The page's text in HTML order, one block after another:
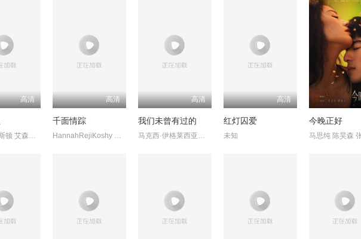
高清
唐妮·布蕾斯顿 艾森斯·阿特金斯
高清
千面情踪
HannahRejiKoshy KaleshRamanand
高清
我们未曾有过的
马克西·伊格莱西亚斯 玛嘉丽达·科切罗
高清
红灯囚爱
未知
今晚正好